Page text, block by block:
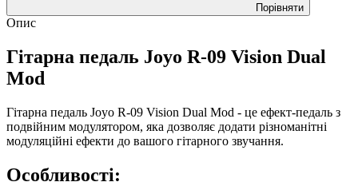
Порівняти
Опис
Гітарна педаль Joyo R-09 Vision Dual
Mod
Гітарна педаль Joyo R-09 Vision Dual Mod - це ефект-педаль з
подвійним модулятором, яка дозволяє додати різноманітні
модуляційні ефекти до вашого гітарного звучання.
Особливості: